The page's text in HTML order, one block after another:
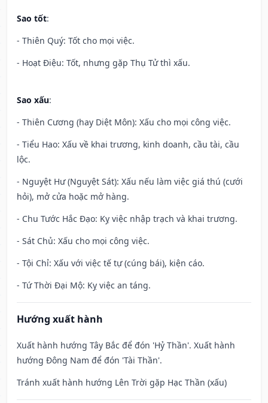
Sao tốt:
- Thiên Quý: Tốt cho mọi việc.
- Hoạt Điệu: Tốt, nhưng gặp Thụ Tử thì xấu.
Sao xấu:
- Thiên Cương (hay Diệt Môn): Xấu cho mọi công việc.
- Tiểu Hao: Xấu về khai trương, kinh doanh, cầu tài, cầu
lộc.
- Nguyệt Hư (Nguyệt Sát): Xấu nếu làm việc giá thú (cưới
hỏi), mở cửa hoặc mở hàng.
- Chu Tước Hắc Đạo: Kỵ việc nhập trạch và khai trương.
- Sát Chủ: Xấu cho mọi công việc.
- Tội Chỉ: Xấu với việc tế tự (cúng bái), kiện cáo.
- Tứ Thời Đại Mộ: Kỵ việc an táng.
Hướng xuất hành
Xuất hành hướng Tây Bắc để đón 'Hỷ Thần'. Xuất hành
hướng Đông Nam để đón 'Tài Thần'.
Tránh xuất hành hướng Lên Trời gặp Hạc Thần (xấu)